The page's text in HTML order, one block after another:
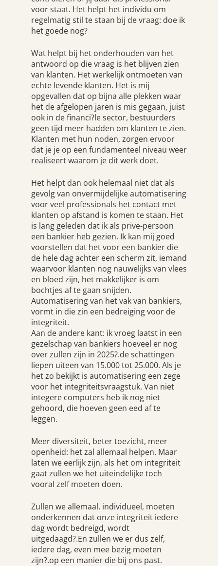
voor staat. Het helpt het individu om
regelmatig stil te staan bij de vraag: doe ik
het goede nog?
Wat helpt bij het onderhouden van het
antwoord op die vraag is het blijven zien
van klanten. Het werkelijk ontmoeten van
echte levende klanten. Het is mij
opgevallen dat op bijna alle plekken waar
het de afgelopen jaren is mis gegaan, juist
ook in de financi?le sector, bestuurders
geen tijd meer hadden om klanten te zien.
Klanten met hun noden, zorgen ervoor
dat je je op een fundamenteel niveau weer
realiseert waarom je dit werk doet.
Het helpt dan ook helemaal niet dat als
gevolg van onvermijdelijke automatisering
voor veel professionals het contact met
klanten op afstand is komen te staan. Het
is lang geleden dat ik als prive-persoon
een bankier heb gezien. Ik kan mij goed
voorstellen dat het voor een bankier die
de hele dag achter een scherm zit, iemand
waarvoor klanten nog nauwelijks van vlees
en bloed zijn, het makkelijker is om
bochtjes af te gaan snijden.
Automatisering van het vak van bankiers,
vormt in die zin een bedreiging voor de
integriteit.
Aan de andere kant: ik vroeg laatst in een
gezelschap van bankiers hoeveel er nog
over zullen zijn in 2025?.de schattingen
liepen uiteen van 15.000 tot 25.000. Als je
het zo bekijkt is automatisering een zege
voor het integriteitsvraagstuk. Van niet
integere computers heb ik nog niet
gehoord, die hoeven geen eed af te
leggen.
Meer diversiteit, beter toezicht, meer
openheid: het zal allemaal helpen. Maar
laten we eerlijk zijn, als het om integriteit
gaat zullen we het uiteindelijke toch
vooral zelf moeten doen.
Zullen we allemaal, individueel, moeten
onderkennen dat onze integriteit iedere
dag wordt bedreigd, wordt
uitgedaagd?.En zullen we er dus zelf,
iedere dag, even mee bezig moeten
zijn?.op een manier die bij ons past.